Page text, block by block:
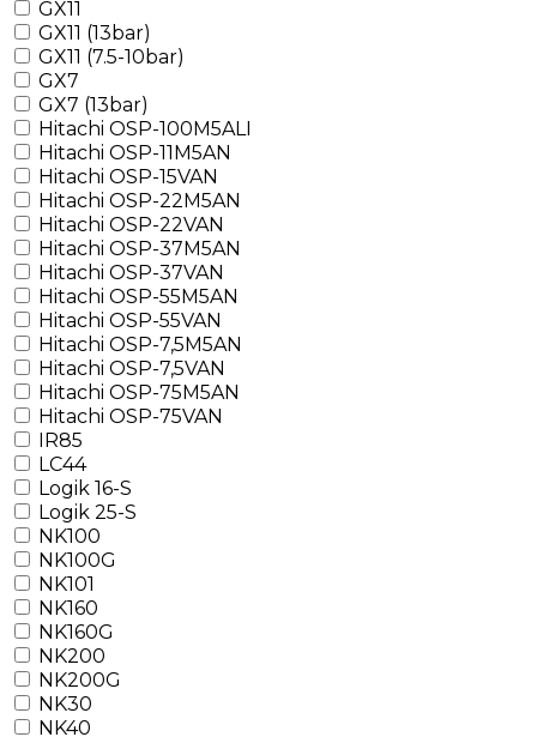
GX11
GX11 (13bar)
GX11 (7.5-10bar)
GX7
GX7 (13bar)
Hitachi OSP-100M5ALI
Hitachi OSP-11M5AN
Hitachi OSP-15VAN
Hitachi OSP-22M5AN
Hitachi OSP-22VAN
Hitachi OSP-37M5AN
Hitachi OSP-37VAN
Hitachi OSP-55M5AN
Hitachi OSP-55VAN
Hitachi OSP-7,5M5AN
Hitachi OSP-7,5VAN
Hitachi OSP-75M5AN
Hitachi OSP-75VAN
IR85
LC44
Logik 16-S
Logik 25-S
NK100
NK100G
NK101
NK160
NK160G
NK200
NK200G
NK30
NK40